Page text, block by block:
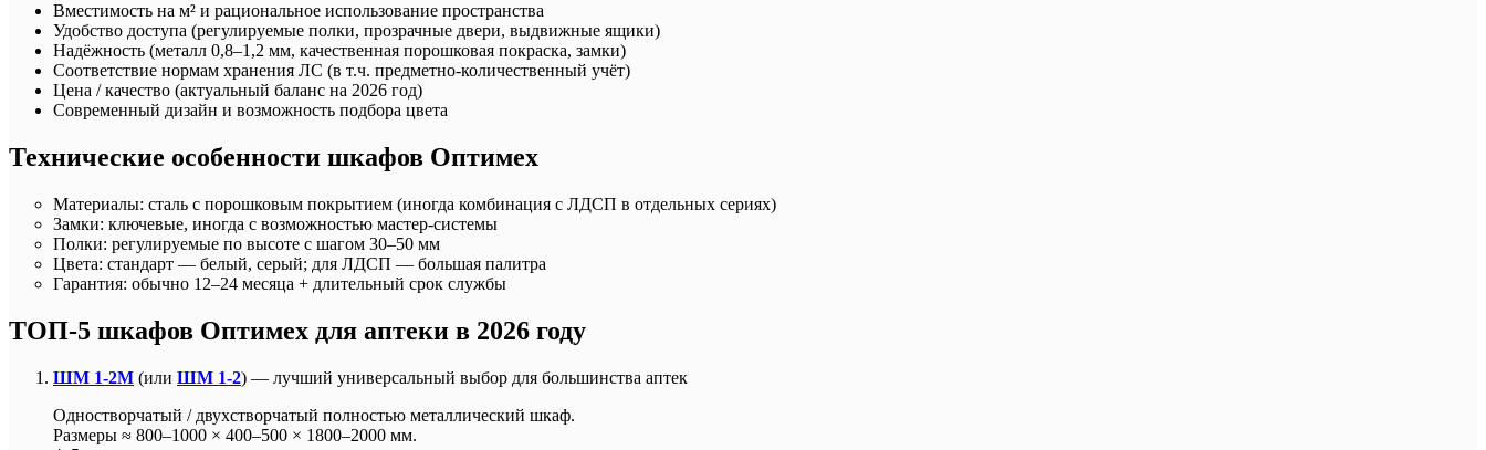
Вместимость на м² и рациональное использование пространства
Удобство доступа (регулируемые полки, прозрачные двери, выдвижные ящики)
Надёжность (металл 0,8–1,2 мм, качественная порошковая покраска, замки)
Соответствие нормам хранения ЛС (в т.ч. предметно-количественный учёт)
Цена / качество (актуальный баланс на 2026 год)
Современный дизайн и возможность подбора цвета
Технические особенности шкафов Оптимех
Материалы: сталь с порошковым покрытием (иногда комбинация с ЛДСП в отдельных сериях)
Замки: ключевые, иногда с возможностью мастер-системы
Полки: регулируемые по высоте с шагом 30–50 мм
Цвета: стандарт — белый, серый; для ЛДСП — большая палитра
Гарантия: обычно 12–24 месяца + длительный срок службы
ТОП-5 шкафов Оптимех для аптеки в 2026 году
ШМ 1-2М (или ШМ 1-2) — лучший универсальный выбор для большинства аптек
Одностворчатый / двухстворчатый полностью металлический шкаф.
Размеры ≈ 800–1000 × 400–500 × 1800–2000 мм.